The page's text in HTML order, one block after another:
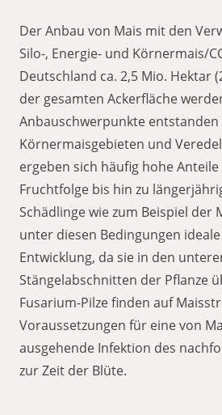
Der Anbau von Mais mit den
Silo-, Energie- und Körnermais/
Deutschland ca. 2,5 Mio. Hektar
der gesamten Ackerfläche
Anbauschwerpunkte
Körnermaisgebieten und
ergeben sich häufig hohe
Fruchtfolge bis hin zu
Schädlinge wie zum Beispiel der
unter diesen Bedingungen
Entwicklung, da sie in den
Stängelabschnitten der Pflanze
Fusarium-Pilze finden auf
Voraussetzungen für eine von
ausgehende Infektion des
zur Zeit der Blüte.